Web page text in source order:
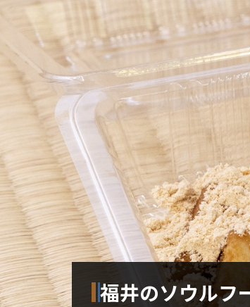
福井のソウルフ